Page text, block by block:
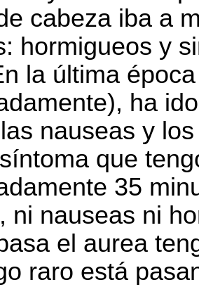
cabeza iba a
hormigueos y
la última
ha
nauseas y
que
35
ni nauseas ni
el aurea
raro está